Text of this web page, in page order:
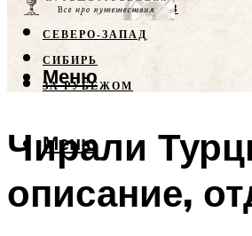
СЕВЕРНЫЙ КАВКАЗ
СЕВЕРО-ЗАПАД
СИБИРЬ
ЗА РУБЕЖОМ
Меню
Меню
Чирали
описание,